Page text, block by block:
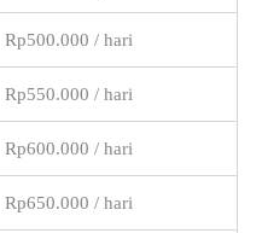
Rp500.000 / hari
Rp550.000 / hari
Rp600.000 / hari
Rp650.000 / hari